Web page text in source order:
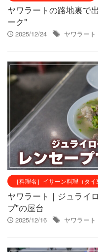
ヤワラートの路地裏で
ーク"
2025/12/24 ヤワラート
［料理名］イサーン料理（タイ
ヤワラート｜ジュライ
プ"の屋台
2025/12/16 ヤワラート